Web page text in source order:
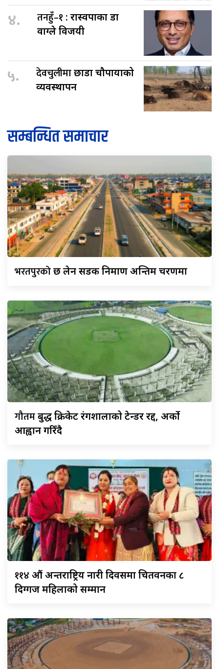
४. तनहुँ–१ : रास्वपाका डा
वाग्ले विजयी
५. देवचुलीमाछाडा चौपायाको
व्यवस्थापन
सम्बन्धित समाचार
भरतपुरकोछ लेन सडक निर्माण अन्तिम चरणमा
गौतमबुद्ध क्रिकेट रंगशालाको टेन्डर रद्द, अर्को
आह्वान गरिँदै
११४ औं अन्तराष्ट्रिय नारी दिवसमा चितवनका ८
दिग्गज महिलाको सम्मान